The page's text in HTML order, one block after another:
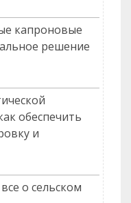
капроновые
решение
обеспечить
и
о сельском